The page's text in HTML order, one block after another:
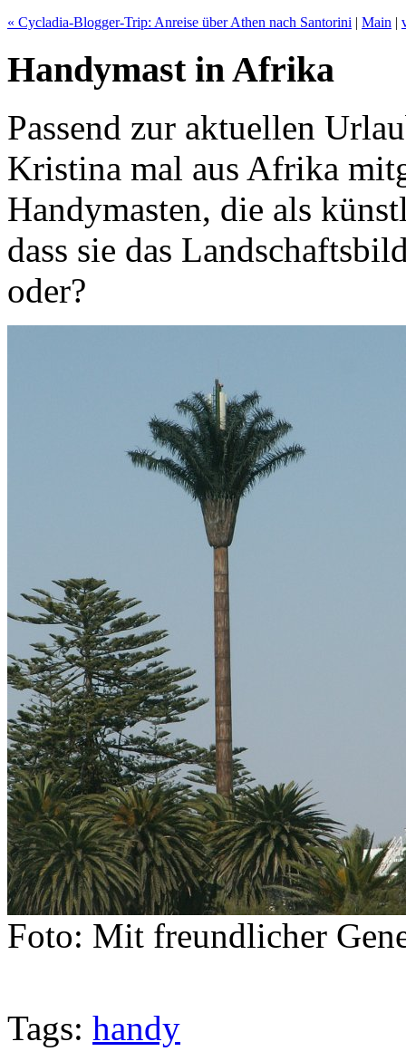
« Cycladia-Blogger-Trip: Anreise über Athen nach Santorini | Main |
Handymast in Afrika
Passend zur aktuellen
Kristina mal aus Afrika
Handymasten, die als
dass sie das
oder?
Foto: Mit freundlicher
Tags: handy